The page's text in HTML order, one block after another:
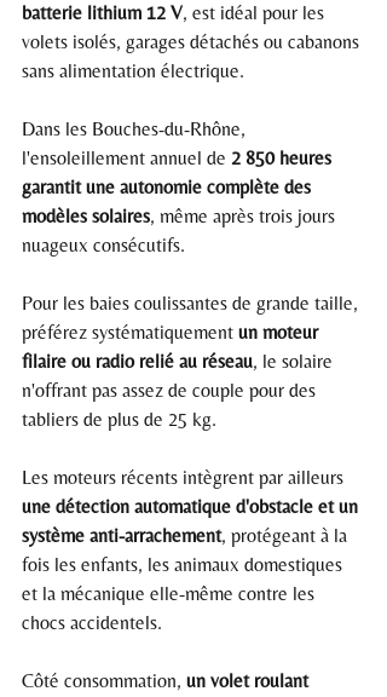
batterie lithium 12 V, est idéal pour les
volets isolés, garages détachés ou cabanons
sans alimentation électrique.
Dans les Bouches-du-Rhône,
l'ensoleillement annuel de 2 850 heures
garantit une autonomie complète des
modèles solaires, même après trois jours
nuageux consécutifs.
Pour les baies coulissantes de grande taille,
préférez systématiquement un moteur
filaire ou radio relié au réseau, le solaire
n'offrant pas assez de couple pour des
tabliers de plus de 25 kg.
Les moteurs récents intègrent par ailleurs
une détection automatique d'obstacle et un
système anti-arrachement, protégeant à la
fois les enfants, les animaux domestiques
et la mécanique elle-même contre les
chocs accidentels.
Côté consommation, un volet roulant